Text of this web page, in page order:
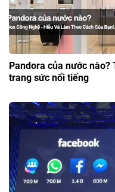
Pandora của nước
trang sức nổi tiếng